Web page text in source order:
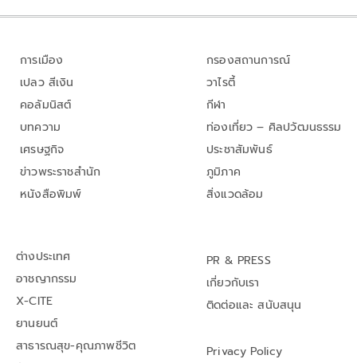
การเมือง
เปลว สีเงิน
คอลัมนิสต์
บทความ
เศรษฐกิจ
ข่าวพระราชสำนัก
หนังสือพิมพ์
กรองสถานการณ์
วาไรตี้
กีฬา
ท่องเที่ยว – ศิลปวัฒนธรรม
ประชาสัมพันธ์
ภูมิภาค
สิ่งแวดล้อม
ต่างประเทศ
อาชญากรรม
X-CITE
ยานยนต์
สาธารณสุข-คุณภาพชีวิต
PR & PRESS
เกี่ยวกับเรา
ติดต่อและ สนับสนุน
Privacy Policy